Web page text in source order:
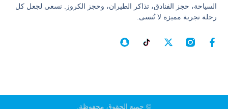
السياحة، حجز الفنادق، تذاكر الطيران، وحجز الكروز. نسعى لجعل كل
رحلة تجربة مميزة لا تُنسى.
© جميع الحقوق محفوظة.